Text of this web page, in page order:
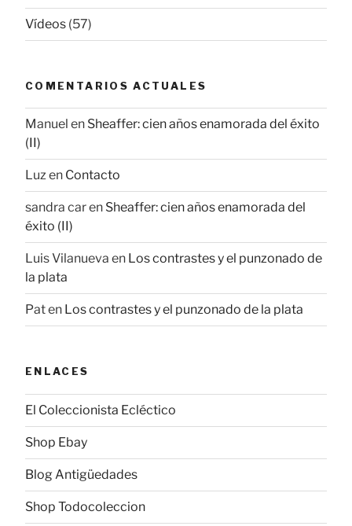
Vídeos (57)
COMENTARIOS ACTUALES
Manuel en Sheaffer: cien años enamorada del éxito
(II)
Luzen Contacto
sandra caren Sheaffer: cien años enamorada del
éxito (II)
Luis Vilanueva en Los contrastes y el punzonado de
la plata
Paten Los contrastes y el punzonado de la plata
ENLACES
El Coleccionista Ecléctico
Shop Ebay
Blog Antigüedades
Shop Todocoleccion